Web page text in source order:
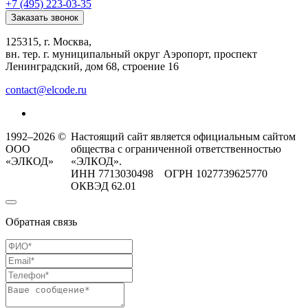
+7 (495) 223-03-35
Заказать звонок
125315, г. Москва,
вн. тер. г. муниципальный округ Аэропорт, проспект
Ленинградский, дом 68, строение 16
contact@elcode.ru
1992–2026 ©
ООО
«ЭЛКОД»
Настоящий сайт является официальным сайтом
общества с ограниченной ответственностью
«ЭЛКОД».
ИНН 7713030498 ОГРН 1027739625770
ОКВЭД 62.01
Обратная связь